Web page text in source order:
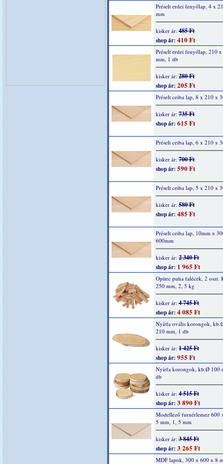
Préselt erdei fenyőlap, 4 x
mm
kisker ár: 485 Ft
shop ár: 410 Ft
Préselt erdei fenyőlap, 210
mm, 1 db
kisker ár: 280 Ft
shop ár: 205 Ft
Préselt ceiba lap, 8 x 210 x
kisker ár: 735 Ft
shop ár: 615 Ft
Préselt ceiba lap, 6 x 210 x
kisker ár: 700 Ft
shop ár: 590 Ft
Préselt ceiba lap, 5 x 210 x
kisker ár: 580 Ft
shop ár: 485 Ft
Préselt ceiba lap, 10mm x
600mm
kisker ár: 2 340 Ft
shop ár: 1 965 Ft
Opitec puha falécek, 2 oszt.
250 mm, 2, 5 kg
kisker ár: 4 745 Ft
shop ár: 4 085 Ft
Nyírfa ovális korongok,
210 mm, 1 db
kisker ár: 1 425 Ft
shop ár: 955 Ft
Nyírfa korongok, kb.Ø 100
db
kisker ár: 4 515 Ft
shop ár: 3 890 Ft
Modellező furnérlemez 600
5 mm, 1, 5 mm
kisker ár: 3 845 Ft
shop ár: 3 265 Ft
MDF lapok, 300 x 600 x 8